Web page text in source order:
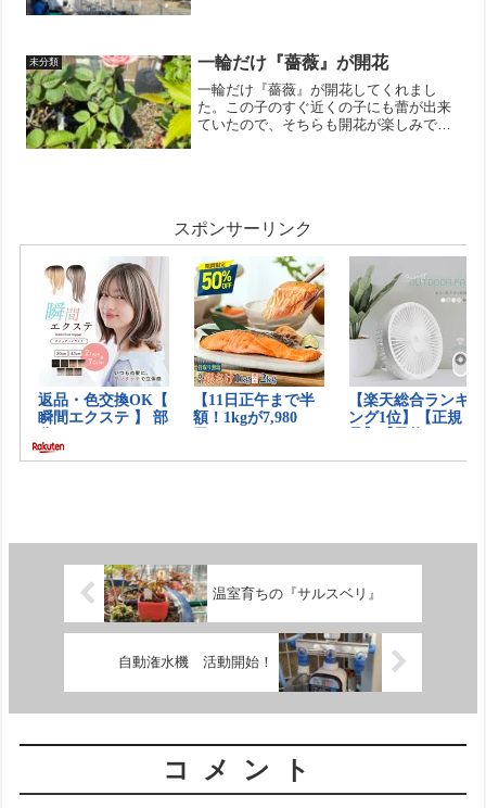
んでいたので2時間くらいぶ...
未分類 一輪だけ『薔薇』が開花
一輪だけ『薔薇』が開花してくれまし
た。この子のすぐ近くの子にも蕾が出来
ていたので、そちらも開花が楽しみで
スポンサーリンク
温室育ちの『サルスベリ』
自動潅水機 活動開始！
コメント